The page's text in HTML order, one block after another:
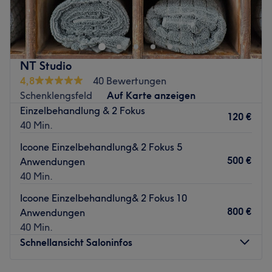
Zurück zur Salonansicht
NT Studio
4,8
40 Bewertungen
Schenklengsfeld
Auf Karte anzeigen
Einzelbehandlung & 2 Fokus
40 Min.
120 €
Icoone Einzelbehandlung& 2 Fokus 5
Anwendungen
40 Min.
500 €
Icoone Einzelbehandlung& 2 Fokus 10
Anwendungen
40 Min.
800 €
Schnellansicht Saloninfos